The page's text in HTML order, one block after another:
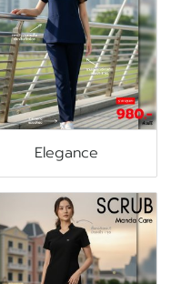
Elegance